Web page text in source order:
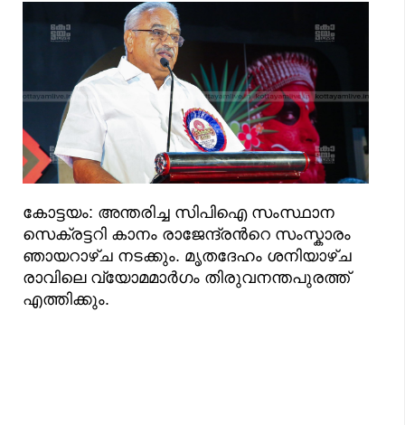
കോട്ടയം: അന്തരിച്ച സിപിഐ സംസ്ഥാന
സെക്രട്ടറി കാനം രാജേന്ദ്രന്‍റെ സംസ്കാരം
ഞായറാഴ്ച നടക്കും. മൃതദേഹം ശനിയാഴ്ച
രാവിലെ വ്യോമമാര്‍ഗം തിരുവനന്തപുരത്ത്
എത്തിക്കും.